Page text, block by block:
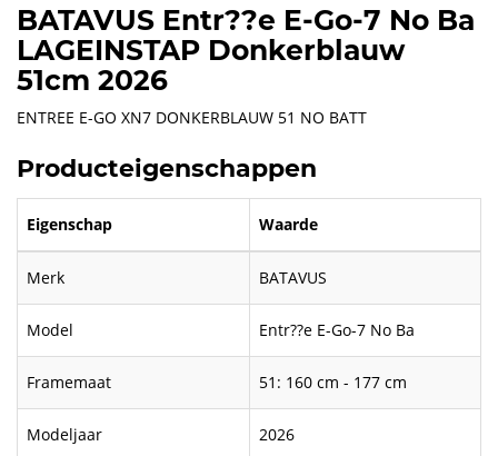
BATAVUS Entr??e E-Go-7 No Ba
LAGEINSTAP Donkerblauw
51cm 2026
ENTREE E-GO XN7 DONKERBLAUW 51 NO BATT
Producteigenschappen
Eigenschap Waarde
Merk BATAVUS
Model Entr??e E-Go-7 No Ba
Framemaat 51: 160 cm - 177 cm
Modeljaar 2026